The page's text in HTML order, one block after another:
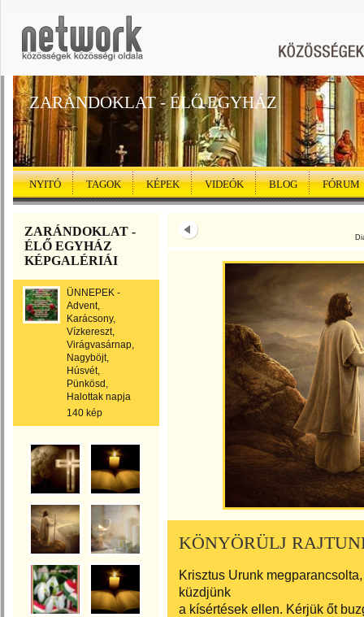
ZARÁNDOKLAT - ÉLŐ EGYHÁZ
NYITÓ TAGOK KÉPEK VIDEÓK BLOG FÓRUM
ZARÁNDOKLAT -
ÉLŐ EGYHÁZ
KÉPGALÉRIÁI
ÜNNEPEK -
Advent,
Karácsony,
Vízkereszt,
Virágvasárnap,
Nagyböjt,
Húsvét,
Pünkösd,
Halottak napja
140 kép
KÖNYÖRÜLJ
Krisztus Urunk
küzdjünk
a kísértések ellen. Kérjük őt